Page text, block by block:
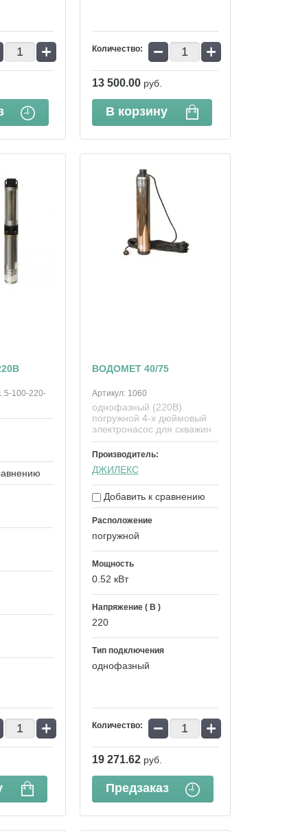
+ Количество: − +
13 500.00 руб.
В корзину
100-220-
+
ВОДОМЕТ 40/75
Артикул: 1060
однофазный (220В)
погружной 4-х дюймовый
электронасос для скважин
Производитель:
ДЖИЛЕКС
Добавить к сравнению
Расположение
погружной
Мощность
0.52 кВт
Напряжение ( В )
220
Тип подключения
однофазный
Количество: − +
19 271.62 руб.
Предзаказ